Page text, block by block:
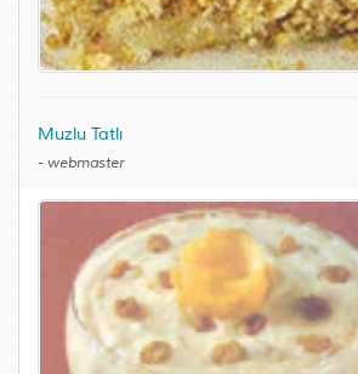
Muzlu Tatlı
- webmaster